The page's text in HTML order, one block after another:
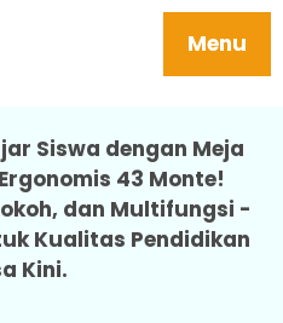
Menu
Ergonomis Mudah
43 Monte
Siswa dengan Meja
43 Monte!
dan Multifungsi -
Kualitas Pendidikan
Kini.